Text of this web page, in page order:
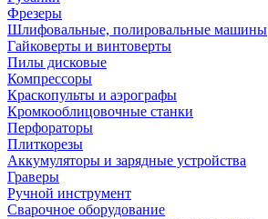
Фрезеры
Шлифовальные, полировальные машины
Гайковерты и винтоверты
Пилы дисковые
Компрессоры
Краскопульты и аэрографы
Кромкооблицовочные станки
Перфораторы
Плиткорезы
Аккумуляторы и зарядные устройства
Граверы
Ручной инструмент
Сварочное оборудование